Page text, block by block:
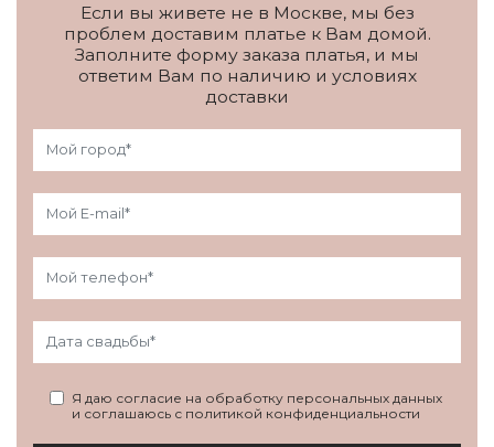
Если вы живете не в Москве, мы без
проблем доставим платье к Вам домой.
Заполните форму заказа платья, и мы
ответим Вам по наличию и условиях
доставки
Я даю согласие на обработку персональных данных
и соглашаюсь с политикой конфиденциальности